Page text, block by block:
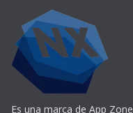
Es una marca de App